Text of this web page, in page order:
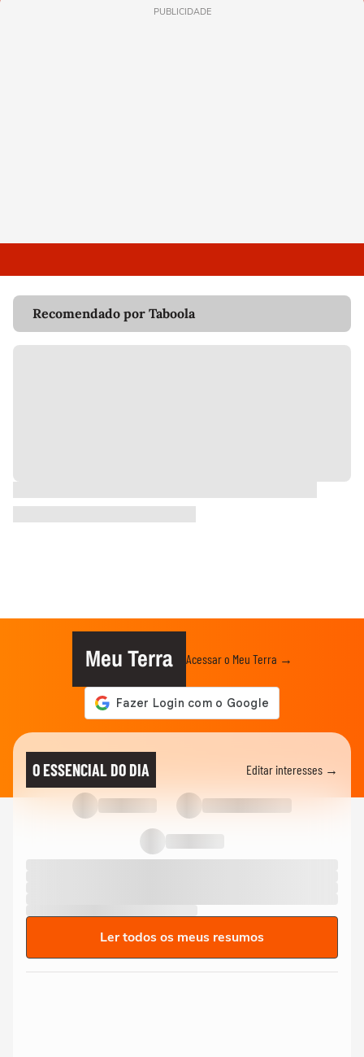
PUBLICIDADE
Recomendado por Taboola
Meu Terra Acessar o Meu Terra →
O ESSENCIAL DO DIA Editar interesses →
Ler todos os meus resumos